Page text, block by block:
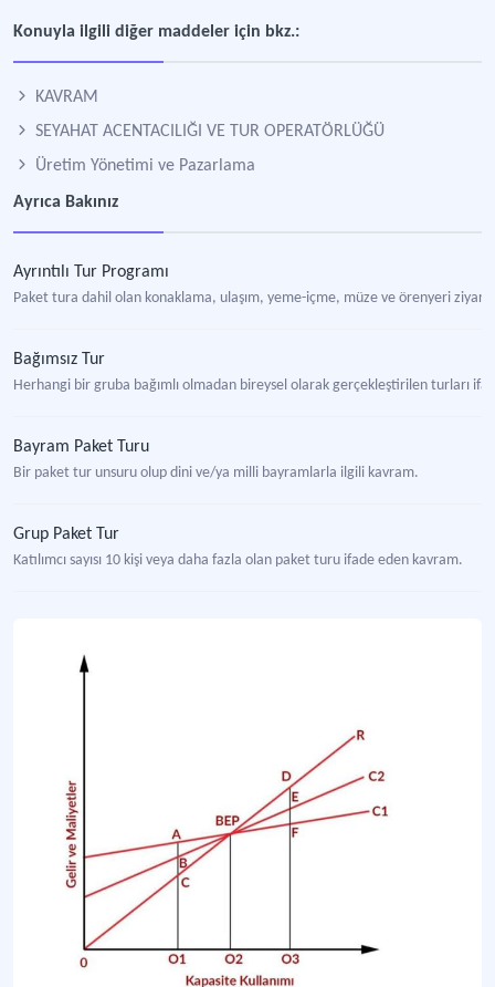
Konuyla ilgili diğer maddeler için bkz.:
KAVRAM
SEYAHAT ACENTACILIĞI VE TUR OPERATÖRLÜĞÜ
Üretim Yönetimi ve Pazarlama
Ayrıca Bakınız
Ayrıntılı Tur Programı
Paket tura dahil olan konaklama, ulaşım, yeme-içme, müze ve örenyeri
Bağımsız Tur
Herhangi bir gruba bağımlı olmadan bireysel olarak gerçekleştirilen turları
Bayram Paket Turu
Bir paket tur unsuru olup dini ve/ya milli bayramlarla ilgili kavram.
Grup Paket Tur
Katılımcı sayısı 10 kişi veya daha fazla olan paket turu ifade eden kavram.
Gezgin-seyyah paket tur adıyla da bilinen paket tur çeşidi.
Özel Paket Tur
Sipariş üzerine müşteri beklenti ve tercihlerine uygun içerikte ve
Paket Tur
En az iki tatil unsurunun birleştirilerek tüketicilere sunulduğu turizm ürününü
Paket Tur Planlaması